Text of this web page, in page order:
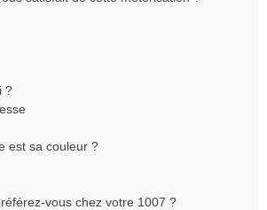
?
est sa couleur ?
vous chez votre 1007 ?